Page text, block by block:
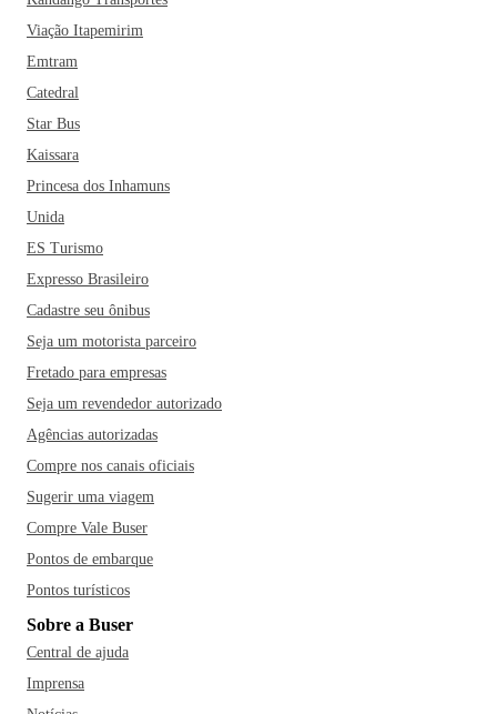
Viação Itapemirim
Emtram
Catedral
Star Bus
Kaissara
Princesa dos Inhamuns
Unida
ES Turismo
Expresso Brasileiro
Cadastre seu ônibus
Seja um motorista parceiro
Fretado para empresas
Seja um revendedor autorizado
Agências autorizadas
Compre nos canais oficiais
Sugerir uma viagem
Compre Vale Buser
Pontos de embarque
Pontos turísticos
Sobre a Buser
Central de ajuda
Imprensa